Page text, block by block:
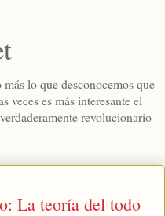
lo que desconocemos que
veces es más interesante el
revolucionario
La teoría del todo